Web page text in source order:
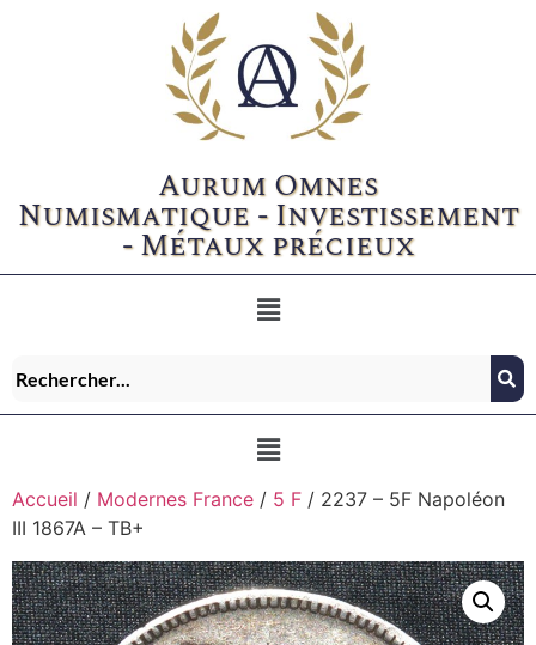
Aurum Omnes
Numismatique - Investissement
- Métaux précieux
Accueil / Modernes France / 5 F / 2237 – 5F Napoléon
III 1867A – TB+